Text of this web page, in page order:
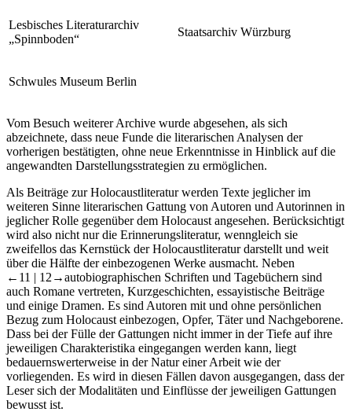
Lesbisches Literaturarchiv
„Spinnboden“
Staatsarchiv Würzburg
Schwules Museum Berlin
Vom Besuch weiterer Archive wurde abgesehen, als sich
abzeichnete, dass neue Funde die literarischen Analysen der
vorherigen bestätigten, ohne neue Erkenntnisse in Hinblick auf die
angewandten Darstellungsstrategien zu ermöglichen.
Als Beiträge zur Holocaustliteratur werden Texte jeglicher im
weiteren Sinne literarischen Gattung von Autoren und Autorinnen in
jeglicher Rolle gegenüber dem Holocaust angesehen. Berücksichtigt
wird also nicht nur die Erinnerungsliteratur, wenngleich sie
zweifellos das Kernstück der Holocaustliteratur darstellt und weit
über die Hälfte der einbezogenen Werke ausmacht. Neben
←11 | 12→autobiographischen Schriften und Tagebüchern sind
auch Romane vertreten, Kurzgeschichten, essayistische Beiträge
und einige Dramen. Es sind Autoren mit und ohne persönlichen
Bezug zum Holocaust einbezogen, Opfer, Täter und Nachgeborene.
Dass bei der Fülle der Gattungen nicht immer in der Tiefe auf ihre
jeweiligen Charakteristika eingegangen werden kann, liegt
bedauernswerterweise in der Natur einer Arbeit wie der
vorliegenden. Es wird in diesen Fällen davon ausgegangen, dass der
Leser sich der Modalitäten und Einflüsse der jeweiligen Gattungen
bewusst ist.